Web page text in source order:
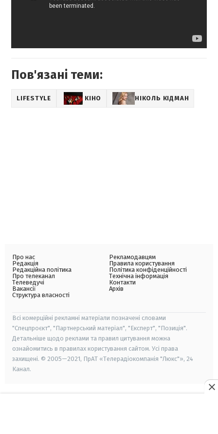
Пов'язані теми:
LIFESTYLE КІНО НІКОЛЬ КІДМАН
Про нас
Редакція
Редакційна політика
Про телеканал
Телеведучі
Вакансії
Структура власності
Рекламодавцям
Правила користування
Політика конфіденційності
Технічна інформація
Контакти
Архів
Всі комерційні рекламні матеріали позначені словами
"Спецпроєкт", "Партнерський матеріал", "Експерт", "Позиція".
Детальніше щодо реклами та правил цитування можна
ознайомитись в правилах користування сайтом. Усі права
захищені. © 2005—2021, ПрАТ «Телерадіокомпанія "Люкс"», 24
Канал.